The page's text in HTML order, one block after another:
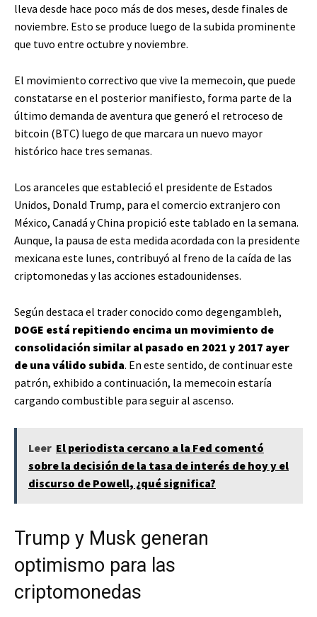
lleva desde hace poco más de dos meses, desde finales de
noviembre. Esto se produce luego de la subida prominente
que tuvo entre octubre y noviembre.
El movimiento correctivo que vive la memecoin, que puede
constatarse en el posterior manifiesto, forma parte de la
último demanda de aventura que generó el retroceso de
bitcoin (BTC) luego de que marcara un nuevo mayor
histórico hace tres semanas.
Los aranceles que estableció el presidente de Estados
Unidos, Donald Trump, para el comercio extranjero con
México, Canadá y China propició este tablado en la semana.
Aunque, la pausa de esta medida acordada con la presidente
mexicana este lunes, contribuyó al freno de la caída de las
criptomonedas y las acciones estadounidenses.
Según destaca el trader conocido como degengambleh,
DOGE está repitiendo encima un movimiento de
consolidación similar al pasado en 2021 y 2017 ayer
de una válido subida. En este sentido, de continuar este
patrón, exhibido a continuación, la memecoin estaría
cargando combustible para seguir al ascenso.
Leer El periodista cercano a la Fed comentó
sobre la decisión de la tasa de interés de hoy y el
discurso de Powell, ¿qué significa?
Trump y Musk generan
optimismo para las
criptomonedas